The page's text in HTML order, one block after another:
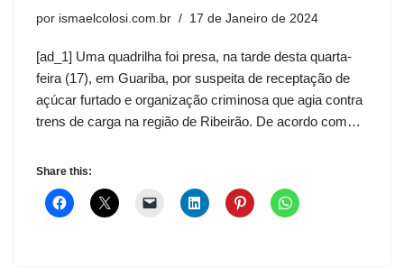
por ismaelcolosi.com.br 17 de Janeiro de 2024
[ad_1] Uma quadrilha foi presa, na tarde desta quarta-
feira (17), em Guariba, por suspeita de receptação de
açúcar furtado e organização criminosa que agia contra
trens de carga na região de Ribeirão. De acordo com…
Share this: